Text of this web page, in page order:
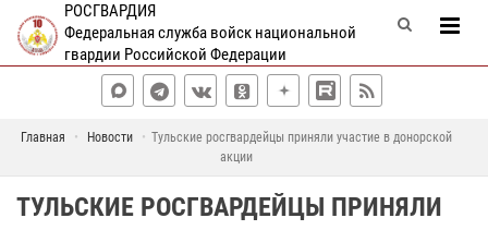
РОСГВАРДИЯ
Федеральная служба войск национальной
гвардии Российской Федерации
Главная Новости
Тульские росгвардейцы приняли участие в донорской
акции
ТУЛЬСКИЕ РОСГВАРДЕЙЦЫ ПРИНЯЛИ